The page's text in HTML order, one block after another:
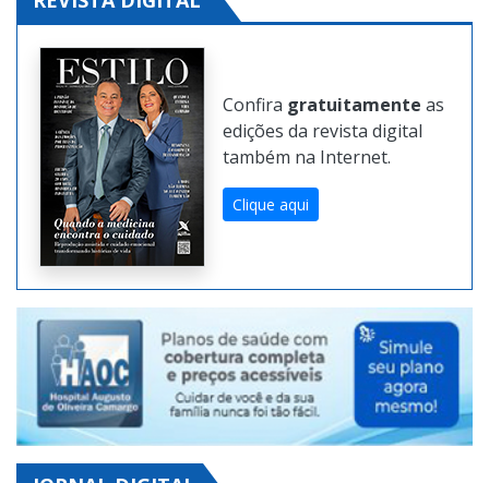
REVISTA DIGITAL
Confira gratuitamente
edições da revista digital
Clique aqui